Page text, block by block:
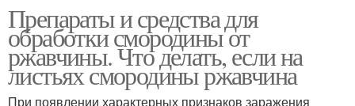
Препараты и средства для
обработки смородины от
ржавчины. Что делать, если на
листьях смородины ржавчина
При появлении характерных признаков заражения